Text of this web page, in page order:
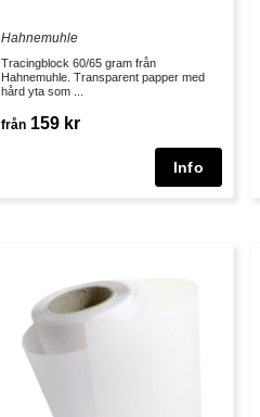
Hahnemuhle
Tracingblock 60/65 gram från
Hahnemuhle. Transparent papper med
hård yta som ...
från 159 kr